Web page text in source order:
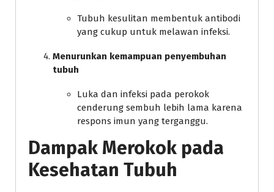
Tubuh kesulitan membentuk antibodi
yang cukup untuk melawan infeksi.
Menurunkan kemampuan penyembuhan
tubuh
Luka dan infeksi pada perokok
cenderung sembuh lebih lama karena
respons imun yang terganggu.
Dampak Merokok pada
Kesehatan Tubuh